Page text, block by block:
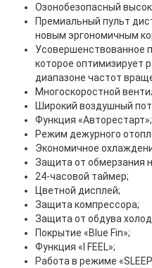
Озонобезопасный
Премиальный пульт
новым эргономичным
Усовершенствованное
которое оптимизирует
диапазоне частот
Многоскоростной
Широкий воздушный
Функция «Авторестарт»;
Режим дежурного
Экономичное
Защита oт обмерзания
24-часовой таймер;
Цветной дисплей;
Защита компрессора;
Защита от обдува
Покрытие «Blue Fin»;
Функция «I FEEL»;
Работа в режиме